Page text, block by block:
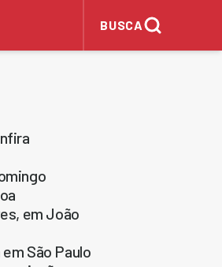
BUSCA
em João
São Paulo